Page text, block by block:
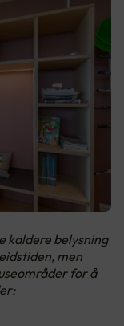
kaldere belysning
men
for å